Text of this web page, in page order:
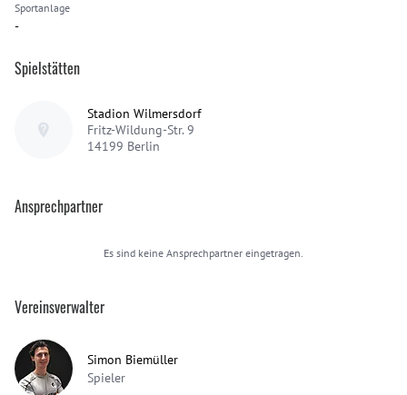
Sportanlage
-
Spielstätten
Stadion Wilmersdorf
Fritz-Wildung-Str. 9
14199 Berlin
Ansprechpartner
Es sind keine Ansprechpartner eingetragen.
Vereinsverwalter
Simon Biemüller
Spieler